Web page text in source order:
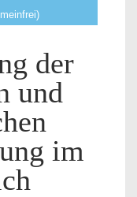
der
und
im